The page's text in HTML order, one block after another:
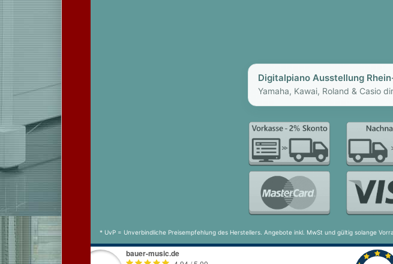
Digitalpiano Ausstellung
Yamaha, Kawai, Roland & Casio
* UvP = Unverbindliche Preisempfehlung des Herstellers. Angebote inkl. MwSt und gültig solange